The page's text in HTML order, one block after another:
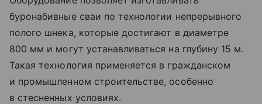
буронабивные сваи по технологии непрерывного
полого шнека, которые достигают в диаметре
800 мм и могут устанавливаться на глубину 15 м.
Такая технология применяется в гражданском
и промышленном строительстве, особенно
в стесненных условиях.